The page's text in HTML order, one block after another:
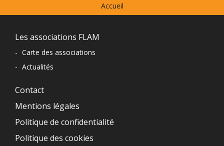
Accueil
Navigation
du
pied
de
page
Les associations FLAM
- Carte des associations
- Actualités
Contact
Mentions légales
Politique de confidentialité
Politique des cookies